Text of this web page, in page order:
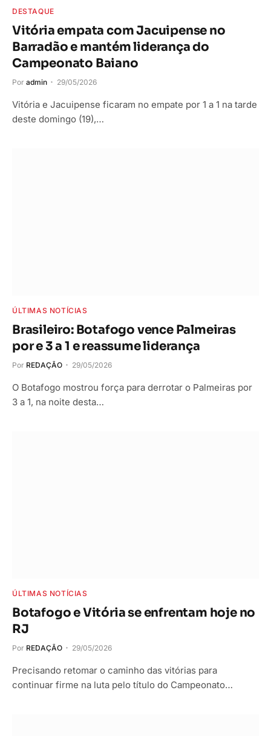
DESTAQUE
Vitória empata com Jacuipense no
Barradão e mantém liderança do
Campeonato Baiano
Por admin 29/05/2026
Vitória e Jacuipense ficaram no empate por 1 a 1 na tarde
deste domingo (19),…
ÚLTIMAS NOTÍCIAS
Brasileiro: Botafogo vence Palmeiras
por e 3 a 1 e reassume liderança
Por REDAÇÃO 29/05/2026
O Botafogo mostrou força para derrotar o Palmeiras por
3 a 1, na noite desta…
ÚLTIMAS NOTÍCIAS
Botafogo e Vitória se enfrentam hoje no
RJ
Por REDAÇÃO 29/05/2026
Precisando retomar o caminho das vitórias para
continuar firme na luta pelo título do Campeonato…